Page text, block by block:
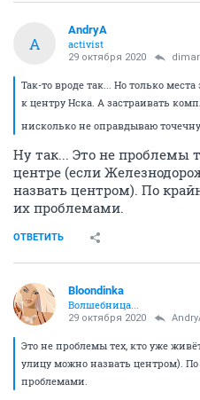
A
AndryA
activist
29 октября 2020
Так-то вроде так... Но только
к центру Нска. А застраивать
нисколько не оправдываю
Ну так... Это не проблемы
центре (если
назвать центром). По
их проблемами.
ОТВЕТИТЬ
Bloondinka
Волшебница...
29 октября 2020
Это не проблемы тех, кто уже
улицу можно назвать центром).
проблемами.